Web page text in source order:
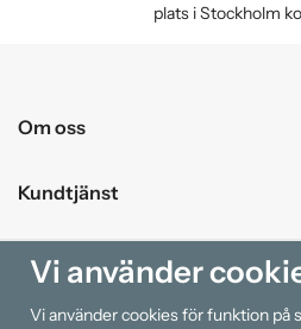
plats i Stockholm
Om oss
Kundtjänst
Handla
Information
Vi använder
Vi använder cookies för funktion på